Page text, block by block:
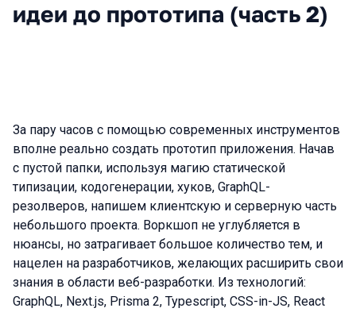
идеи до прототипа (часть 2)
За пару часов с помощью современных инструментов
вполне реально создать прототип приложения. Начав
с пустой папки, используя магию статической
типизации, кодогенерации, хуков, GraphQL-
резолверов, напишем клиентскую и серверную часть
небольшого проекта. Воркшоп не углубляется в
нюансы, но затрагивает большое количество тем, и
нацелен на разработчиков, желающих расширить свои
знания в области веб-разработки. Из технологий:
GraphQL, Next.js, Prisma 2, Typescript, CSS-in-JS, React